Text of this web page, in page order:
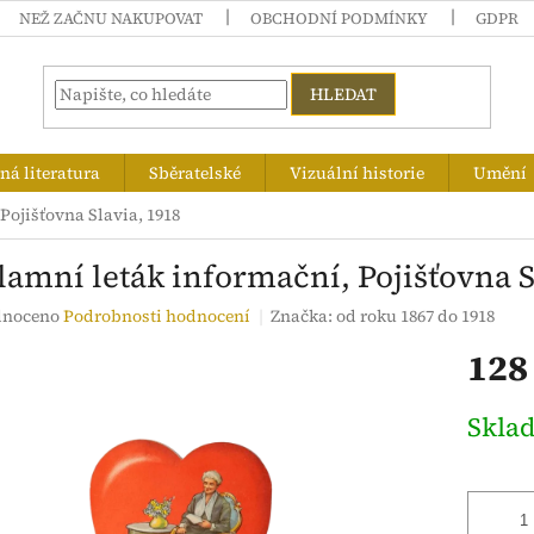
NEŽ ZAČNU NAKUPOVAT OBCHODNÍ PODMÍNKY GDPR
HLEDAT
literatura Sběratelské Vizuální historie Umění
Slavia, 1918
leták informační, Pojišťovna
Podrobnosti hodnocení Značka:od roku 1867 do 1918
cena: